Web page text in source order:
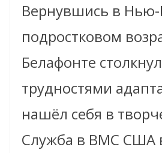
Вернувшись в
подростковом
Белафонте
трудностями
нашёл себя в
Служба в ВМС США